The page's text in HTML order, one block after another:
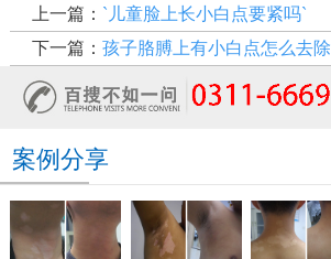
上一篇： `儿童脸上长小白点要紧吗`
下一篇： 孩子胳膊上有小白点怎么去除
案例分享